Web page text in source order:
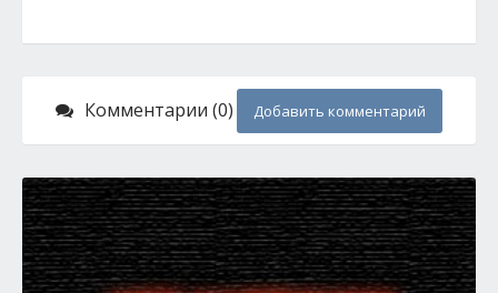
Комментарии (0) Добавить комментарий